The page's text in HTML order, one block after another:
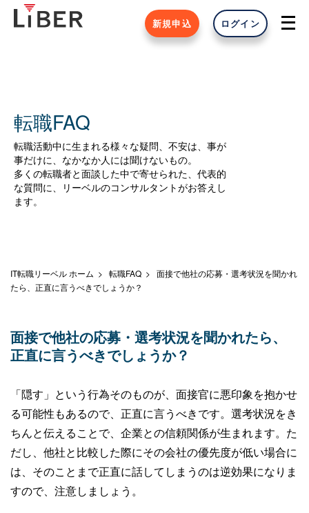
新規申込 ログイン
転職FAQ
転職活動中に生まれる様々な疑問、不安は、事が
事だけに、なかなか人には聞けないもの。
多くの転職者と面談した中で寄せられた、代表的
な質問に、リーベルのコンサルタントがお答えし
ます。
IT転職リーベル ホーム 転職FAQ
面接で他社の応募・選考状況を聞かれ
たら、正直に言うべきでしょうか？
面接で他社の応募・選考状況を聞かれたら、
正直に言うべきでしょうか？
「隠す」という行為そのものが、面接官に悪印象を抱かせ
る可能性もあるので、正直に言うべきです。選考状況をき
ちんと伝えることで、企業との信頼関係が生まれます。た
だし、他社と比較した際にその会社の優先度が低い場合に
は、そのことまで正直に話してしまうのは逆効果になりま
すので、注意しましょう。